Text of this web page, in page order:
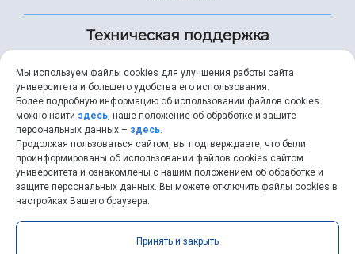
Техническая поддержка
+7 (846) 267-49-99
help@ssau.ru
Самарский университет © 2026 |ssau.ru
Мы используем файлы cookies для улучшения работы сайта
университета и большего удобства его использования.
Более подробную информацию об использовании файлов cookies
можно найти здесь, наше положение об обработке и защите
персональных данных – здесь.
Продолжая пользоваться сайтом, вы подтверждаете, что были
проинформированы об использовании файлов cookies сайтом
университета и ознакомлены с нашим положением об обработке и
защите персональных данных. Вы можете отключить файлы cookies в
настройках Вашего браузера.
Принять и закрыть